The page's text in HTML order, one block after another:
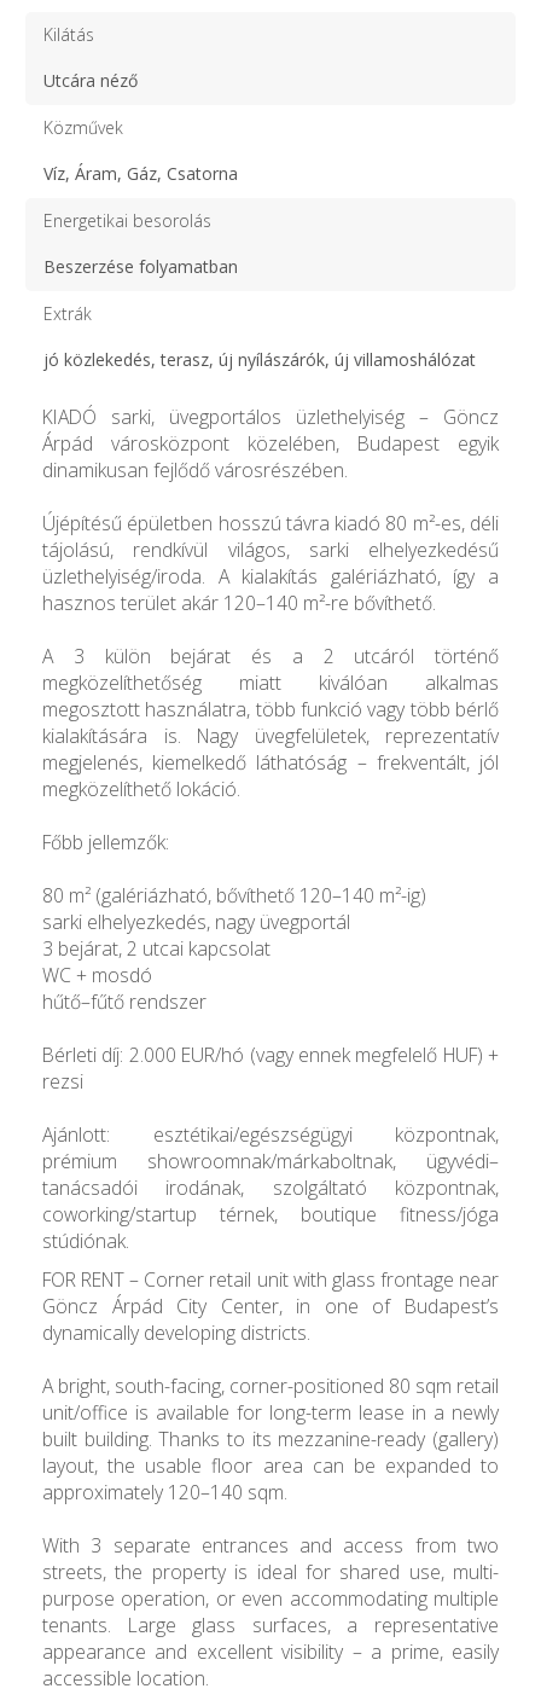
Kilátás
Utcára néző
Közművek
Víz, Áram, Gáz, Csatorna
Energetikai besorolás
Beszerzése folyamatban
Extrák
jó közlekedés, terasz, új nyílászárók, új villamoshálózat
KIADÓ sarki, üvegportálos üzlethelyiség – Göncz
Árpád városközpont közelében, Budapest egyik
dinamikusan fejlődő városrészében.
Újépítésű épületben hosszú távra kiadó 80 m²-es, déli
tájolású, rendkívül világos, sarki elhelyezkedésű
üzlethelyiség/iroda. A kialakítás galériázható, így a
hasznos terület akár 120–140 m²-re bővíthető.
A 3 külön bejárat és a 2 utcáról történő
megközelíthetőség miatt kiválóan alkalmas
megosztott használatra, több funkció vagy több bérlő
kialakítására is. Nagy üvegfelületek, reprezentatív
megjelenés, kiemelkedő láthatóság – frekventált, jól
megközelíthető lokáció.
Főbb jellemzők:
80 m² (galériázható, bővíthető 120–140 m²-ig)
sarki elhelyezkedés, nagy üvegportál
3 bejárat, 2 utcai kapcsolat
WC + mosdó
hűtő–fűtő rendszer
Bérleti díj: 2.000 EUR/hó (vagy ennek megfelelő HUF) +
rezsi
Ajánlott: esztétikai/egészségügyi központnak,
prémium showroomnak/márkaboltnak, ügyvédi–
tanácsadói irodának, szolgáltató központnak,
coworking/startup térnek, boutique fitness/jóga
stúdiónak.
FOR RENT – Corner retail unit with glass frontage near
Göncz Árpád City Center, in one of Budapest’s
dynamically developing districts.
A bright, south-facing, corner-positioned 80 sqm retail
unit/office is available for long-term lease in a newly
built building. Thanks to its mezzanine-ready (gallery)
layout, the usable floor area can be expanded to
approximately 120–140 sqm.
With 3 separate entrances and access from two
streets, the property is ideal for shared use, multi-
purpose operation, or even accommodating multiple
tenants. Large glass surfaces, a representative
appearance and excellent visibility – a prime, easily
accessible location.